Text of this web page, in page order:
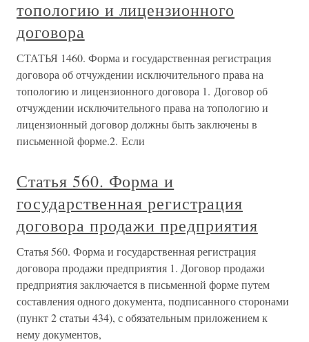
топологию и лицензионного
договора
СТАТЬЯ 1460. Форма и государственная регистрация
договора об отчуждении исключительного права на
топологию и лицензионного договора 1. Договор об
отчуждении исключительного права на топологию и
лицензионный договор должны быть заключены в
письменной форме.2. Если
Статья 560. Форма и
государственная регистрация
договора продажи предприятия
Статья 560. Форма и государственная регистрация
договора продажи предприятия 1. Договор продажи
предприятия заключается в письменной форме путем
составления одного документа, подписанного сторонами
(пункт 2 статьи 434), с обязательным приложением к
нему документов,